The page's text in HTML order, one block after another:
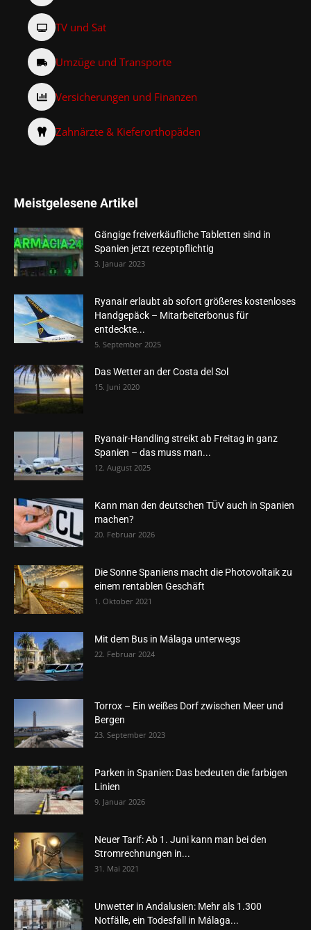
TV und Sat
Umzüge und Transporte
Versicherungen und Finanzen
Zahnärzte & Kieferorthopäden
Meistgelesene Artikel
Gängige freiverkäufliche Tabletten sind in
Spanien jetzt rezeptpflichtig
3. Januar 2023
Ryanair erlaubt ab sofort größeres kostenloses
Handgepäck – Mitarbeiterbonus für
entdeckte...
5. September 2025
Das Wetter an der Costa del Sol
15. Juni 2020
Ryanair-Handling streikt ab Freitag in ganz
Spanien – das muss man...
12. August 2025
Kann man den deutschen TÜV auch in Spanien
machen?
20. Februar 2026
Die Sonne Spaniens macht die Photovoltaik zu
einem rentablen Geschäft
1. Oktober 2021
Mit dem Bus in Málaga unterwegs
22. Februar 2024
Torrox – Ein weißes Dorf zwischen Meer und
Bergen
23. September 2023
Parken in Spanien: Das bedeuten die farbigen
Linien
9. Januar 2026
Neuer Tarif: Ab 1. Juni kann man bei den
Stromrechnungen in...
31. Mai 2021
Unwetter in Andalusien: Mehr als 1.300
Notfälle, ein Todesfall in Málaga...